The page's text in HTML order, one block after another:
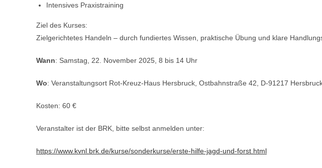
Intensives Praxistraining
Ziel des Kurses:
Zielgerichtetes Handeln – durch fundiertes Wissen, praktische Übung und klare
Wann: Samstag, 22. November 2025, 8 bis 14 Uhr
Wo: Veranstaltungsort Rot-Kreuz-Haus Hersbruck, Ostbahnstraße 42, D-91217
Kosten: 60 €
Veranstalter ist der BRK, bitte selbst anmelden unter:
https://www.kvnl.brk.de/kurse/sonderkurse/erste-hilfe-jagd-und-forst.html